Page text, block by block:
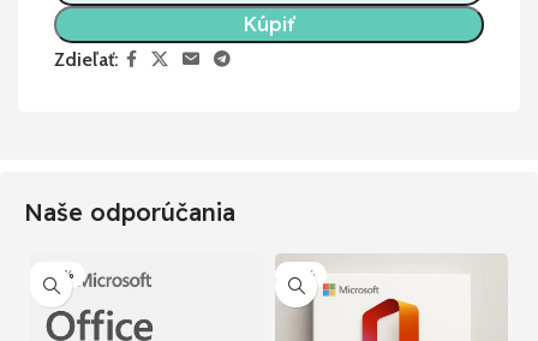
Kúpiť
Zdieľať:
Naše odporúčania
-50% -77%